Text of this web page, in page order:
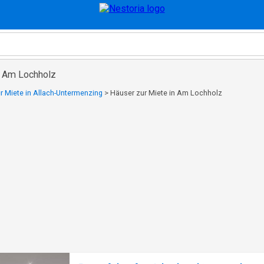
Lochholz
Miete in Allach-Untermenzing > Häuser zur Miete in Am Lochholz